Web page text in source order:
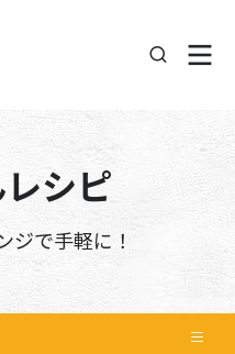
シピ
ジで手軽に！